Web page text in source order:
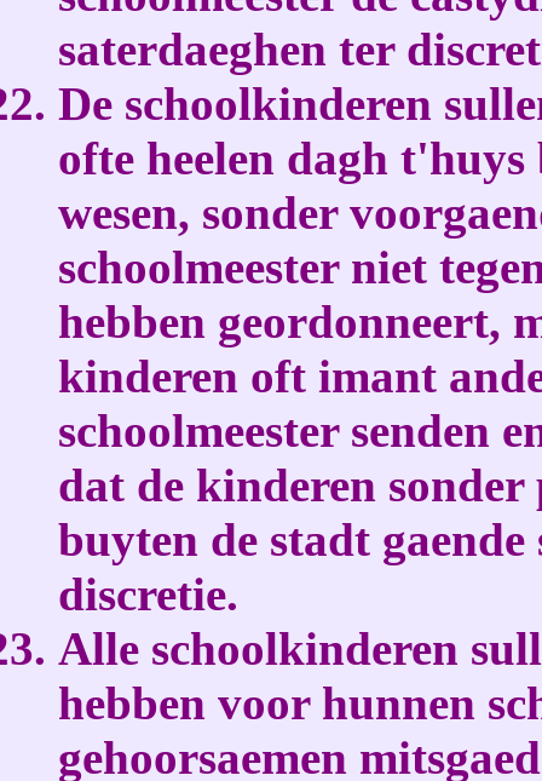
saterdaeghen ter
De schoolkinderen
ofte heelen dagh
wesen, sonder
schoolmeester niet
hebben geordonneert,
kinderen oft imant
schoolmeester senden
dat de kinderen
buyten de stadt
discretie.
Alle schoolkinderen
hebben voor hunnen
gehoorsaemen